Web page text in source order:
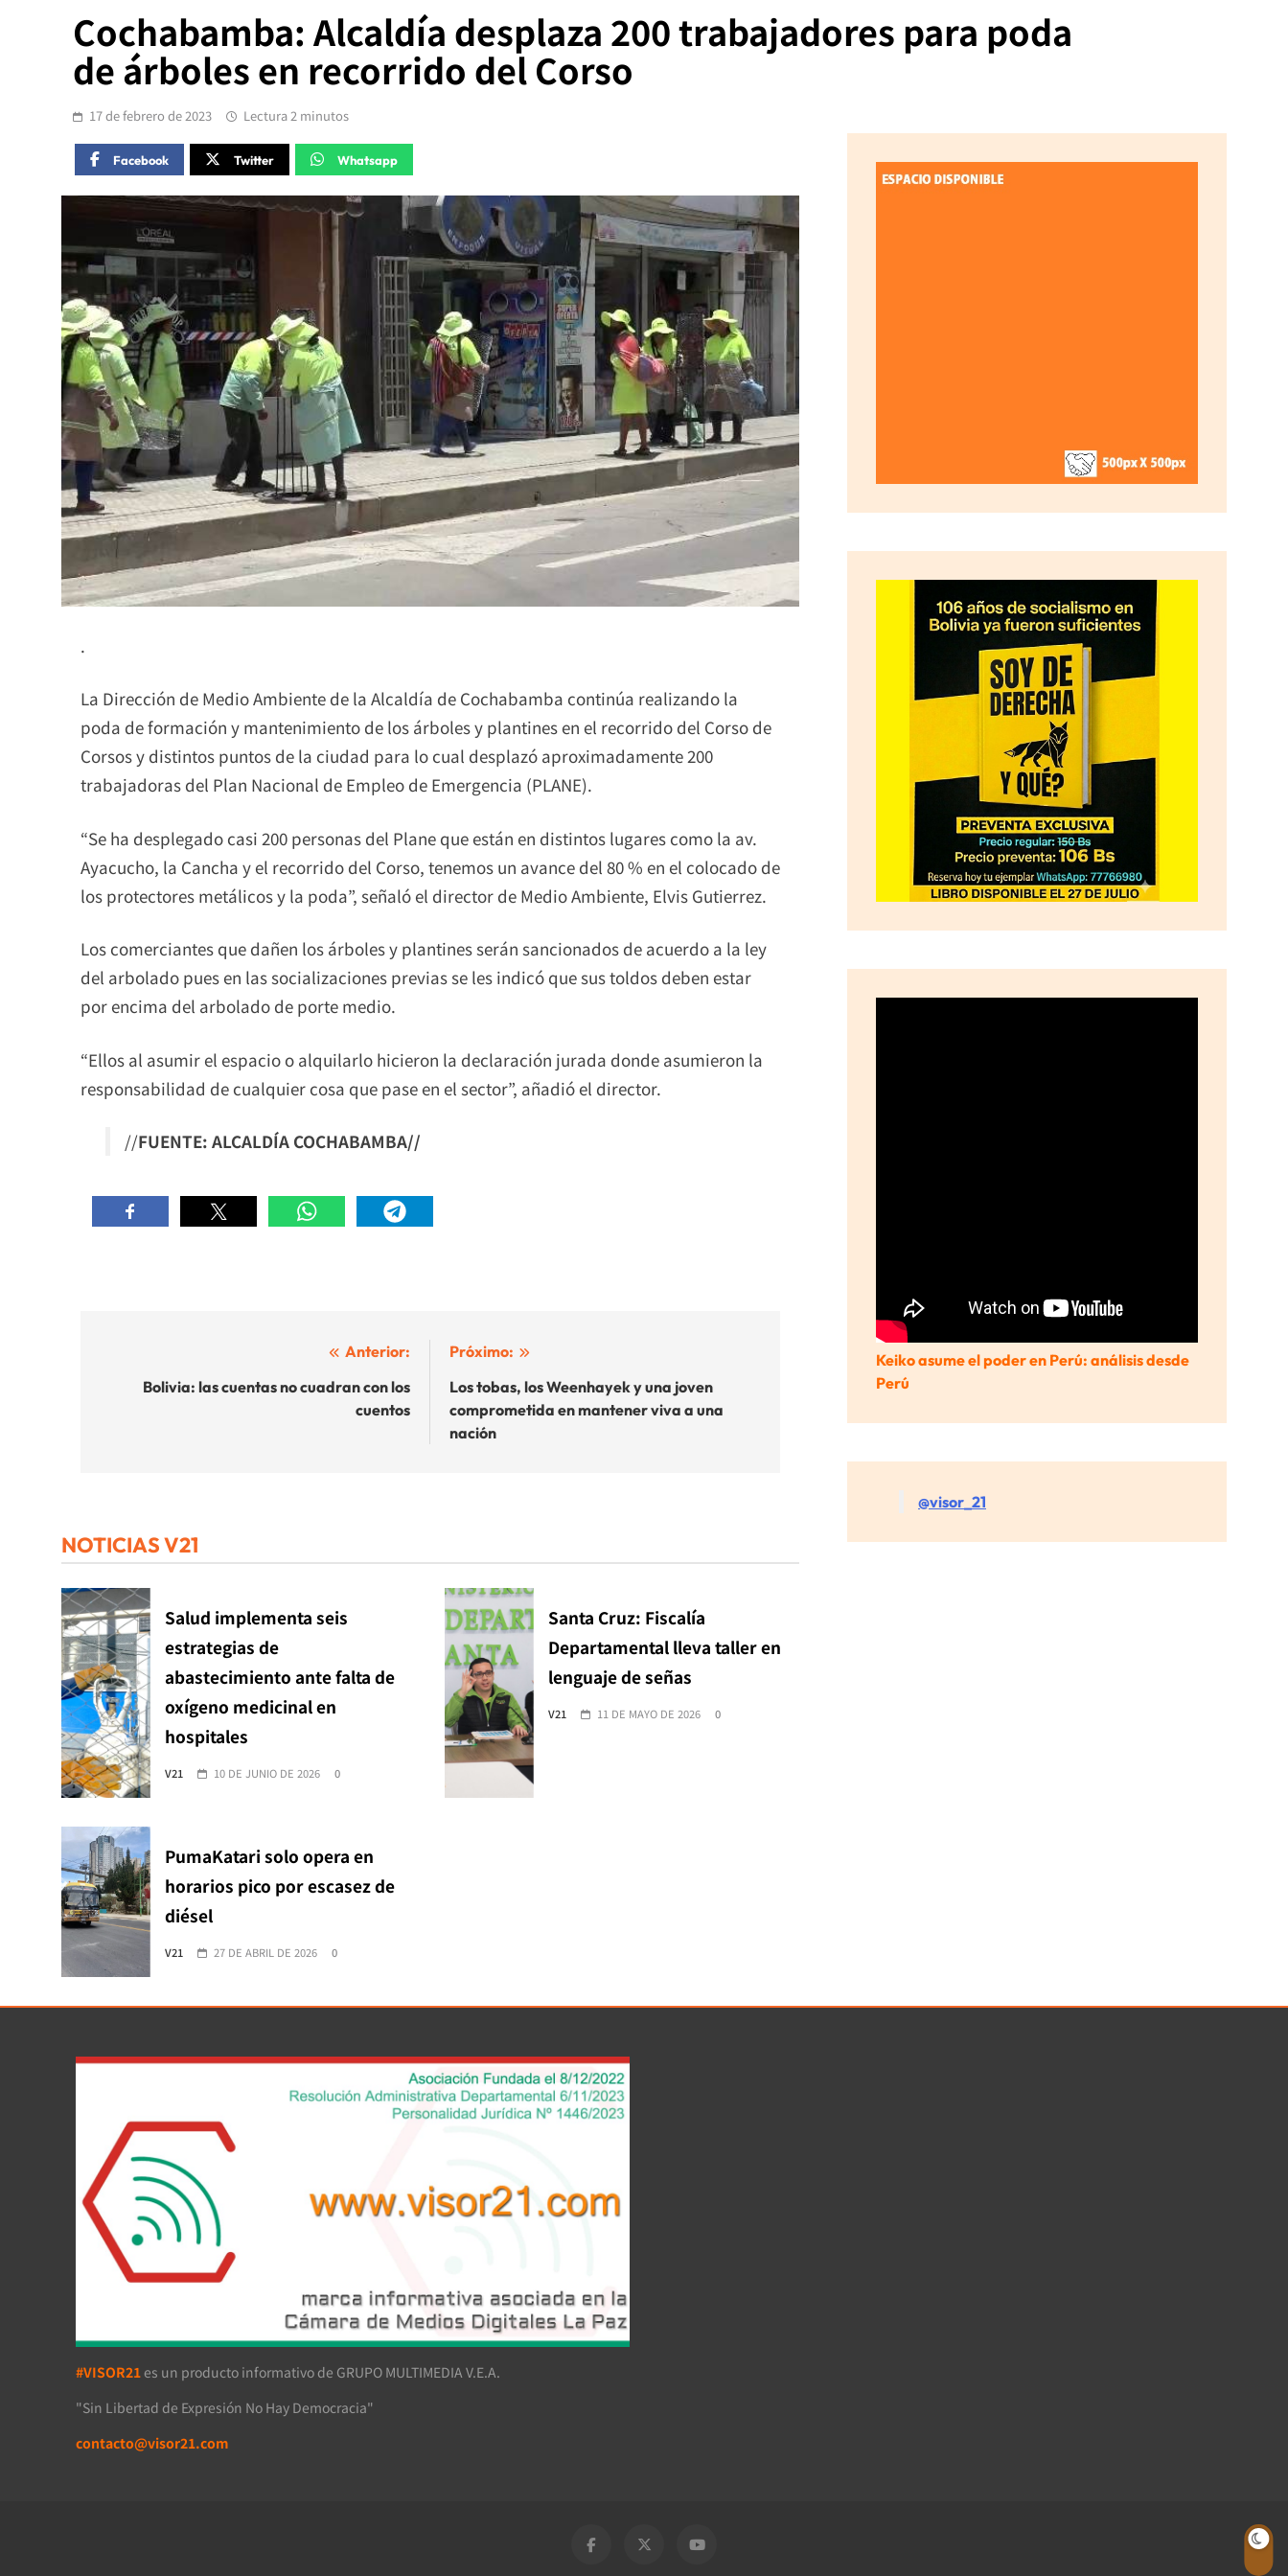
Cochabamba: Alcaldía desplaza 200 trabajadores para poda
de árboles en recorrido del Corso
17 de febrero de 2023 Lectura 2 minutos
Facebook Twitter Whatsapp
.
La Dirección de Medio Ambiente de la Alcaldía de Cochabamba continúa realizando la
poda de formación y mantenimiento de los árboles y plantines en el recorrido del Corso de
Corsos y distintos puntos de la ciudad para lo cual desplazó aproximadamente 200
trabajadoras del Plan Nacional de Empleo de Emergencia (PLANE).
“Se ha desplegado casi 200 personas del Plane que están en distintos lugares como la av.
Ayacucho, la Cancha y el recorrido del Corso, tenemos un avance del 80 % en el colocado de
los protectores metálicos y la poda”, señaló el director de Medio Ambiente, Elvis Gutierrez.
Los comerciantes que dañen los árboles y plantines serán sancionados de acuerdo a la ley
del arbolado pues en las socializaciones previas se les indicó que sus toldos deben estar
por encima del arbolado de porte medio.
“Ellos al asumir el espacio o alquilarlo hicieron la declaración jurada donde asumieron la
responsabilidad de cualquier cosa que pase en el sector”, añadió el director.
//FUENTE: ALCALDÍA COCHABAMBA//
Anterior:
Bolivia: las cuentas no cuadran con los
cuentos
Próximo:
Los tobas, los Weenhayek y una joven
comprometida en mantener viva a una
nación
NOTICIAS V21
Salud implementa seis
estrategias de
abastecimiento ante falta de
oxígeno medicinal en
hospitales
V21 10 DE JUNIO DE 2026 0
Santa Cruz: Fiscalía
Departamental lleva taller en
lenguaje de señas
V21 11 DE MAYO DE 2026 0
PumaKatari solo opera en
horarios pico por escasez de
diésel
V21 27 DE ABRIL DE 2026 0
Keiko asume el poder en Perú: análisis desde
Perú
@visor_21
#VISOR21 es un producto informativo de GRUPO MULTIMEDIA V.E.A.
"Sin Libertad de Expresión No Hay Democracia"
contacto@visor21.com